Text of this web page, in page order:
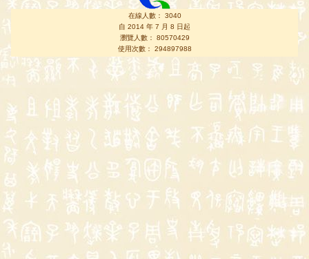
在線人數： 3040
自 2014 年 7 月 8 日起
瀏覽人數： 80570429
使用次數： 294897988